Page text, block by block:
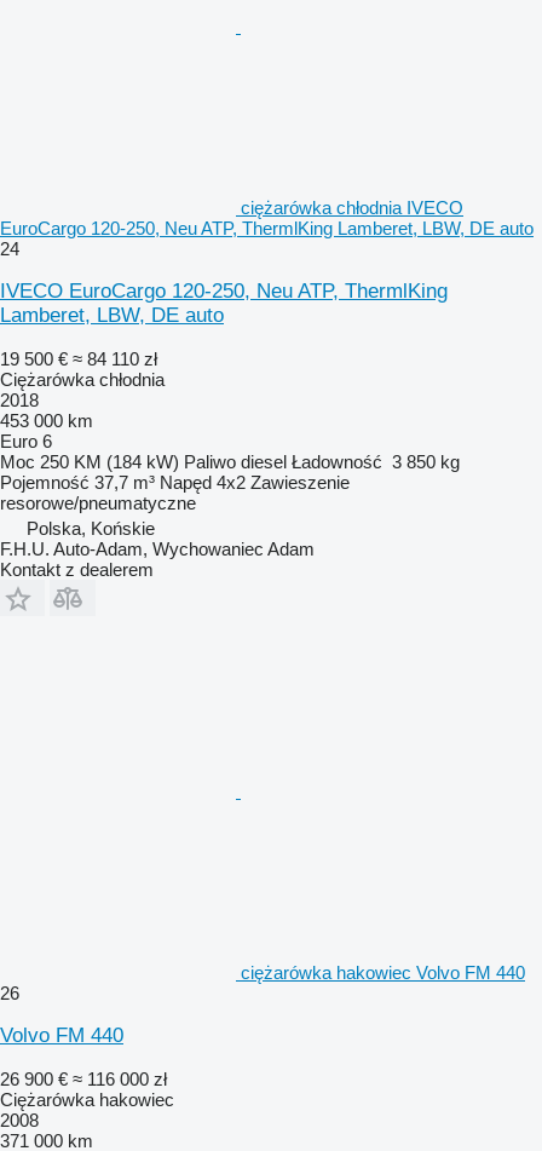
ciężarówka chłodnia IVECO
EuroCargo 120-250, Neu ATP, ThermlKing Lamberet, LBW, DE auto
24
IVECO EuroCargo 120-250, Neu ATP, ThermlKing
Lamberet, LBW, DE auto
19 500 € ≈ 84 110 zł
Ciężarówka chłodnia
2018
453 000 km
Euro 6
Moc 250 KM (184 kW) Paliwo diesel Ładowność 3 850 kg
Pojemność 37,7 m³ Napęd 4x2 Zawieszenie
resorowe/pneumatyczne
Polska, Końskie
F.H.U. Auto-Adam, Wychowaniec Adam
Kontakt z dealerem
ciężarówka hakowiec Volvo FM 440
26
Volvo FM 440
26 900 € ≈ 116 000 zł
Ciężarówka hakowiec
2008
371 000 km